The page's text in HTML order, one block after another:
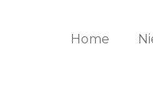
Home